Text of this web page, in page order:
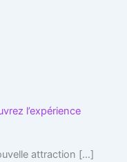
l’expérience
attraction […]